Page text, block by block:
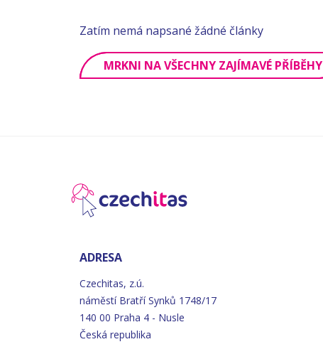
Zatím nemá napsané žádné články
MRKNI NA VŠECHNY ZAJÍMAVÉ PŘÍBĚHY
ADRESA
Czechitas, z.ú.
náměstí Bratří Synků 1748/17
140 00 Praha 4 - Nusle
Česká republika